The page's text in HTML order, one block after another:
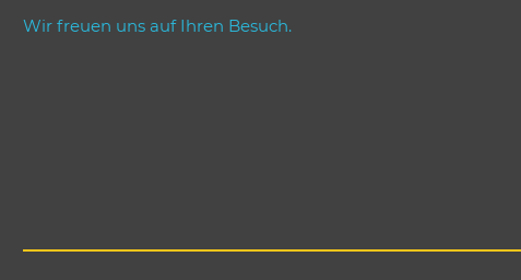
Wir freuen uns auf Ihren Besuch.